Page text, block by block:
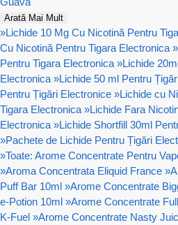
Arată Mai Mult
»Lichide 10 Mg Cu Nicotină Pentru
Cu Nicotină Pentru Tigara Electronica »
Pentru Tigara Electronica »Lichide
Electronica »Lichide 50 ml Pentru
Pentru Țigări Electronice »Lichide cu
Tigara Electronica »Lichide Fara
Electronica »Lichide Shortfill 30ml
»Pachete de Lichide Pentru Țigări
»Toate: Arome Concentrate Pentru
»Aroma Concentrata Eliquid France »
Puff Bar 10ml »Arome Concentrate
e-Potion 10ml »Arome Concentrate
K-Fuel »Arome Concentrate Nasty